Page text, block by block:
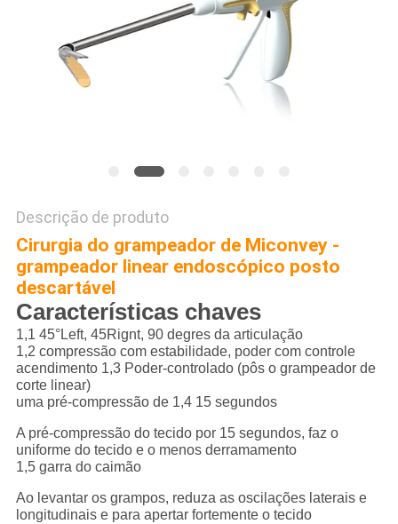
Descrição de produto
Cirurgia do grampeador de Miconvey -
grampeador linear endoscópico posto
descartável
Características chaves
1,1 45°Left, 45Rignt, 90 degres da articulação
1,2 compressão com estabilidade, poder com controle
acendimento 1,3 Poder-controlado (pôs o grampeador de
corte linear)
uma pré-compressão de 1,4 15 segundos
A pré-compressão do tecido por 15 segundos, faz o
uniforme do tecido e o menos derramamento
1,5 garra do caimão
Ao levantar os grampos, reduza as oscilações laterais e
longitudinais e para apertar fortemente o tecido